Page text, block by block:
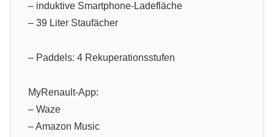
– induktive Smartphone-Ladefläche
– 39 Liter Staufächer
– Paddels: 4 Rekuperationsstufen
MyRenault-App:
– Waze
– Amazon Music